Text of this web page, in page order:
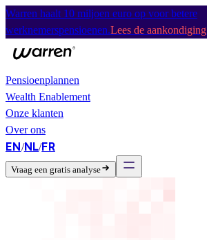
Warren haalt 10 miljoen euro op voor betere
werknemerspensioenen.Lees de aankondiging
Pensioenplannen
Wealth Enablement
Onze klanten
Over ons
EN/NL/FR
Vraag een gratis analyse